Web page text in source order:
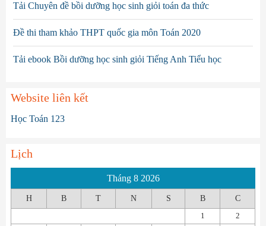
Tải Chuyên đề bồi dưỡng học sinh giỏi toán đa thức
Đề thi tham khảo THPT quốc gia môn Toán 2020
Tải ebook Bồi dưỡng học sinh giỏi Tiếng Anh Tiểu học
Website liên kết
Học Toán 123
Lịch
Tháng 8 2026
H B T N S B C
1
2